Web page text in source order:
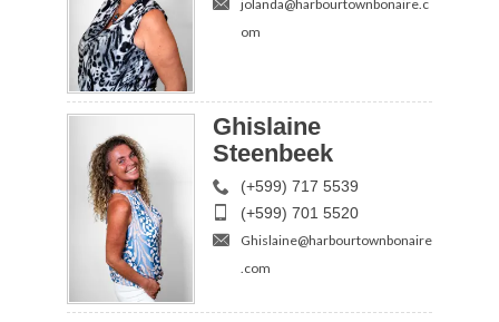
jolanda@harbourtownbonaire.c
om
Ghislaine
Steenbeek
(+599) 717 5539
(+599) 701 5520
Ghislaine@harbourtownbonaire
.com